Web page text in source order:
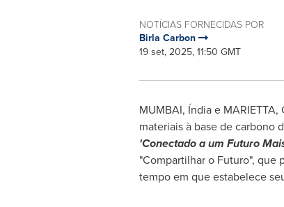
NOTÍCIAS FORNECIDAS POR
Birla Carbon
19 set, 2025, 11:50 GMT
MUMBAI, Índia e MARIETTA,
materiais à base de carbono
'Conectado a um Futuro
"Compartilhar o Futuro", que
tempo em que estabelece